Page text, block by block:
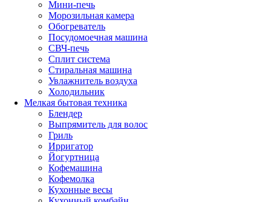
Мини-печь
Морозильная камера
Обогреватель
Посудомоечная машина
СВЧ-печь
Сплит система
Стиральная машина
Увлажнитель воздуха
Холодильник
Мелкая бытовая техника
Блендер
Выпрямитель для волос
Гриль
Ирригатор
Йогуртница
Кофемашина
Кофемолка
Кухонные весы